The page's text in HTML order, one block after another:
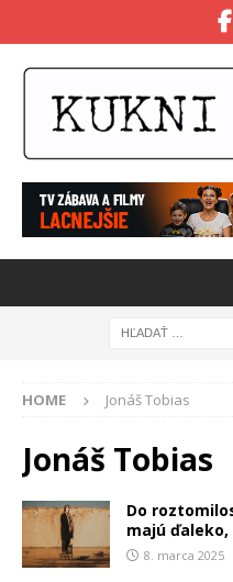
HOME Jonáš Tobias
Jonáš Tobias
Do
majú
8. marca 2025